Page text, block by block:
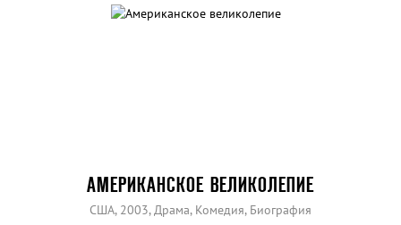
АМЕРИКАНСКОЕ ВЕЛИКОЛЕПИЕ
США, 2003, Драма, Комедия, Биография